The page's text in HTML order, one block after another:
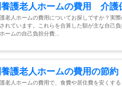
護老人ホームの費用 介護
老人ホームの費用についてお探しですか？実
れています。これらを合算した額が主な自己
ームの自己負担分費...
護老人ホームの費用の節
老人ホームの費用で、食費や居住費を安くす